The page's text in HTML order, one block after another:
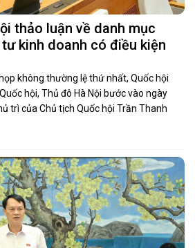
thảo luận về danh mục
kinh doanh có điều kiện
không thường lệ thứ nhất, Quốc hội
hội, Thủ đô Hà Nội bước vào ngày
trì của Chủ tịch Quốc hội Trần Thanh